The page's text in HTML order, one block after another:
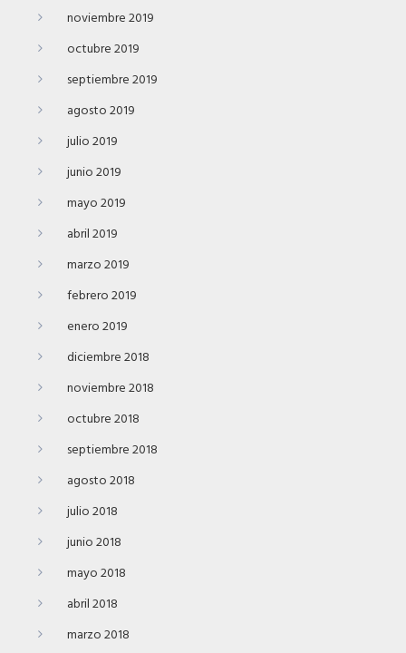
noviembre 2019
octubre 2019
septiembre 2019
agosto 2019
julio 2019
junio 2019
mayo 2019
abril 2019
marzo 2019
febrero 2019
enero 2019
diciembre 2018
noviembre 2018
octubre 2018
septiembre 2018
agosto 2018
julio 2018
junio 2018
mayo 2018
abril 2018
marzo 2018